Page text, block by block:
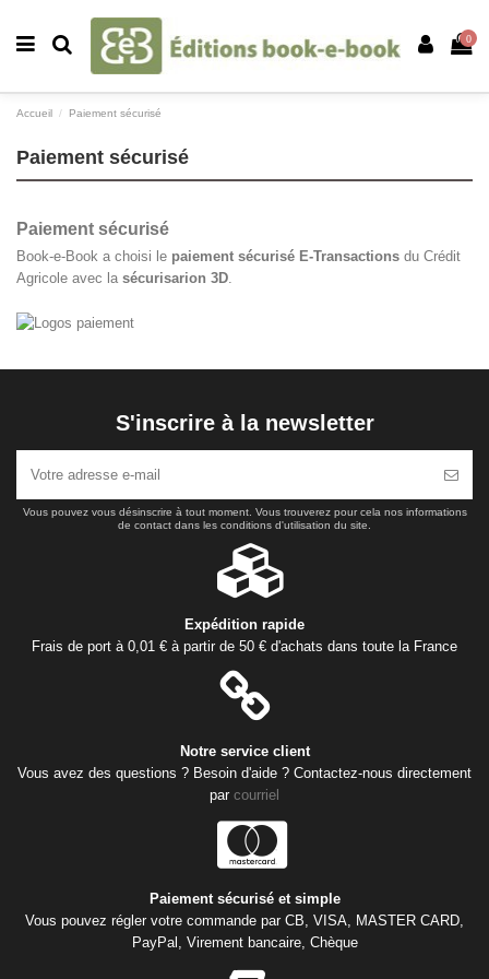
0
Accueil Paiement sécurisé
Paiement sécurisé
Paiement sécurisé
Book-e-Book a choisi le paiement sécurisé E-Transactions du Crédit
Agricole avec la sécurisarion 3D.
S'inscrire à la newsletter
Vous pouvez vous désinscrire à tout moment. Vous trouverez pour cela nos informations
de contact dans les conditions d'utilisation du site.
Expédition rapide
Frais de port à 0,01 € à partir de 50 € d'achats dans toute la France
Notre service client
Vous avez des questions ? Besoin d'aide ? Contactez-nous directement
par courriel
Paiement sécurisé et simple
Vous pouvez régler votre commande par CB, VISA, MASTER CARD,
PayPal, Virement bancaire, Chèque